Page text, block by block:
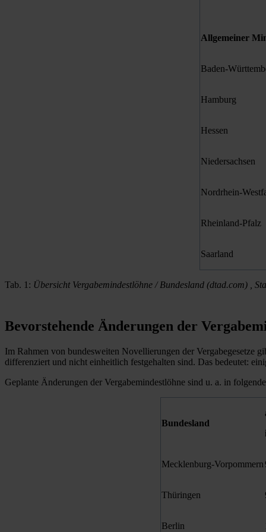
Allgemeiner
Baden-
Hamburg
Hessen
Niedersachsen
Nordrhein-
Rheinland-Pfalz
Saarland
Tab. 1: Übersicht Vergabemindestlöhne / Bundesland (dtad.com) ,
Bevorstehende Änderungen der
Im Rahmen von bundesweiten Novellierungen der Vergabegesetze
differenziert und nicht einheitlich festgehalten sind. Das bedeutet:
Geplante Änderungen der Vergabemindestlöhne sind u. a. in
Bundesland
Mecklenburg-Vorpommern
Thüringen
Berlin